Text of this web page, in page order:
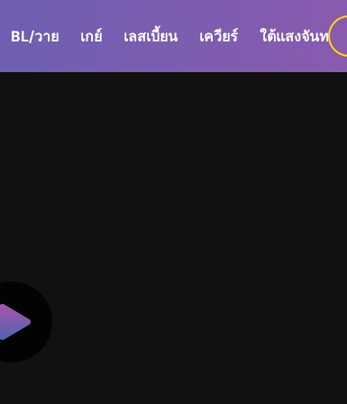
BL/วาย เกย์ เลสเบี้ยน เควียร์ ใต้แสงจันทร์